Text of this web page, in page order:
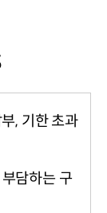
, 기한 초과
담하는 구